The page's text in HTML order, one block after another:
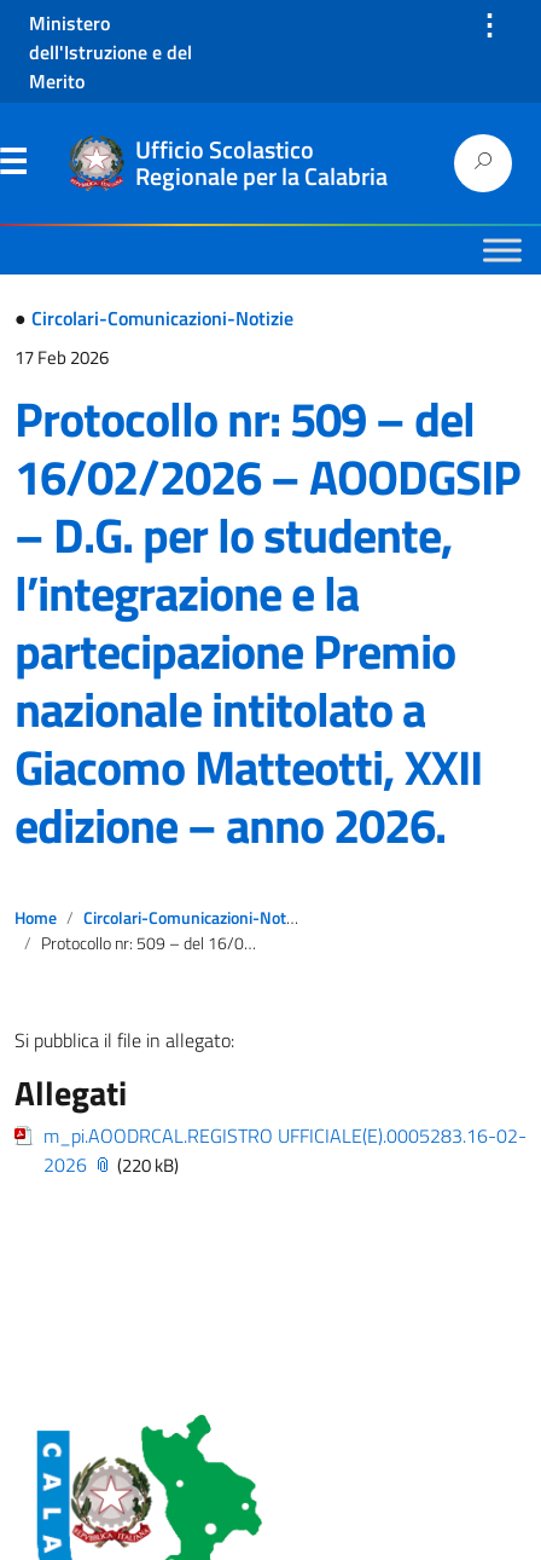
Ministero
dell'Istruzione e del
Merito
⋮
Ufficio Scolastico
Regionale per la Calabria
● Circolari-Comunicazioni-Notizie
17 Feb 2026
Protocollo nr: 509 – del
16/02/2026 – AOODGSIP
– D.G. per lo studente,
l’integrazione e la
partecipazione Premio
nazionale intitolato a
Giacomo Matteotti, XXII
edizione – anno 2026.
Home
Circolari-Comunicazioni-Notizie
Protocollo nr: 509 – del 16/02/2026 – AOODGSIP – D.G. per lo studente, l’integrazione e la partecipazione Premio nazionale intitolato a Giacomo Matteotti, XXII edizione – anno 2026.
Si pubblica il file in allegato:
Allegati
m_pi.AOODRCAL.REGISTRO UFFICIALE(E).0005283.16-02-
2026
(220 kB)